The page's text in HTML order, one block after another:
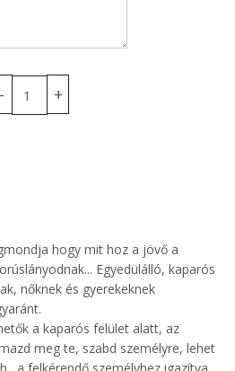
hogy mit hoz a jövő a
Egyedülálló, kaparós
nőknek és gyerekeknek
a kaparós felület alatt, az
meg te, szabd személyre, lehet